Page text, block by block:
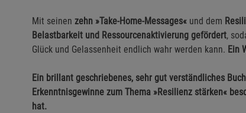
Mit seinen zehn »Take-Home-Messages« und dem
Belastbarkeit und Ressourcenaktivierung gefördert,
Glück und Gelassenheit endlich wahr werden kann. Ein
Ein brillant geschriebenes, sehr gut verständliches
Erkenntnisgewinne zum Thema »Resilienz stärken«
hat.